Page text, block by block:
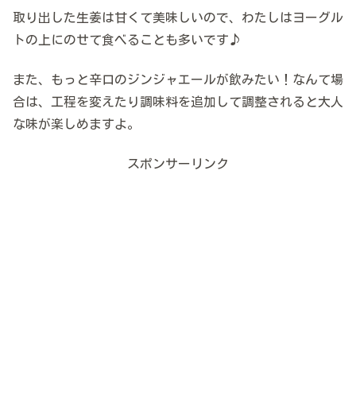
取り出した生姜は甘くて美味しいので、わたしはヨーグル
トの上にのせて食べることも多いです♪
また、もっと辛口のジンジャエールが飲みたい！なんて場
合は、工程を変えたり調味料を追加して調整されると大人
な味が楽しめますよ。
スポンサーリンク